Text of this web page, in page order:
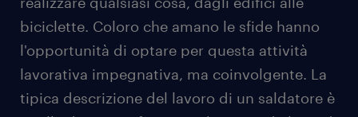
biciclette. Coloro che amano le sfide hanno
l'opportunità di optare per questa attività
lavorativa impegnativa, ma coinvolgente. La
tipica descrizione del lavoro di un saldatore è